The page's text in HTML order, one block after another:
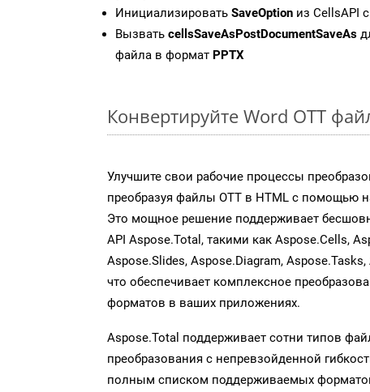
Инициализировать SaveOption из CellsAPI
Вызвать cellsSaveAsPostDocumentSaveAs
файла в формат PPTX
Конвертируйте Word OTT
Улучшите свои рабочие процессы
преобразуя файлы OTT в HTML с помощью
Это мощное решение поддерживает
API Aspose.Total, такими как Aspose.Cells,
Aspose.Slides, Aspose.Diagram,
что обеспечивает комплексное
форматов в ваших приложениях.
Aspose.Total поддерживает сотни типов
преобразования с непревзойденной
полным списком поддерживаемых